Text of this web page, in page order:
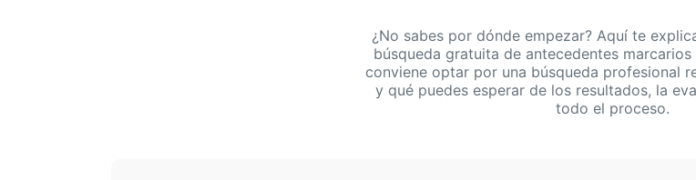
¿No sabes por dónde empezar? Aquí te
búsqueda gratuita de antecedentes
conviene optar por una búsqueda profesional
y qué puedes esperar de los resultados, la
todo el proceso.